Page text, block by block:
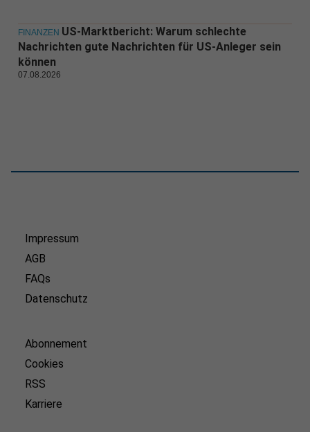
FINANZEN US-Marktbericht: Warum schlechte
Nachrichten gute Nachrichten für US-Anleger sein
können
07.08.2026
Impressum
AGB
FAQs
Datenschutz
Abonnement
Cookies
RSS
Karriere